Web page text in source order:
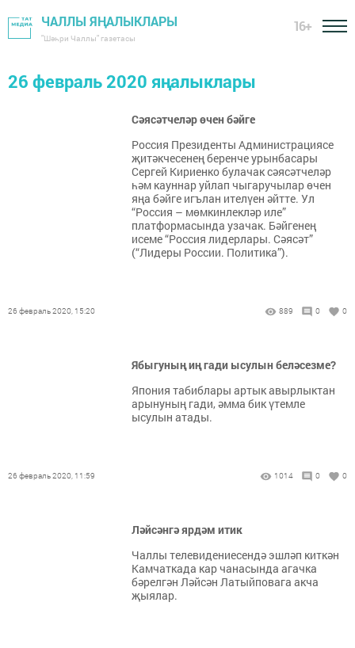
ЧАЛЛЫ ЯҢАЛЫКЛАРЫ
"Шәһри Чаллы" газетасы
16+
26 февраль 2020 яңалыклары
Сәясәтчеләр өчен бәйге
Россия Президенты Администрациясе
җитәкчесенең беренче урынбасары
Сергей Кириенко булачак сәясәтчеләр
һәм кауннар уйлап чыгаручылар өчен
яңа бәйге игълан ителүен әйтте. Ул
“Россия – мөмкинлекләр иле”
платформасында узачак. Бәйгенең
исеме “Россия лидерлары. Сәясәт”
(“Лидеры России. Политика”).
26 февраль 2020, 15:20 889 0 0
Ябыгуның иң гади ысулын беләсезме?
Япония табиблары артык авырлыктан
арынуның гади, әмма бик үтемле
ысулын атады.
26 февраль 2020, 11:59 1014 0 0
Ләйсәнгә ярдәм итик
Чаллы телевидениесендә эшләп киткән
Камчаткада кар чанасында агачка
бәрелгән Ләйсән Латыйповага акча
җыялар.